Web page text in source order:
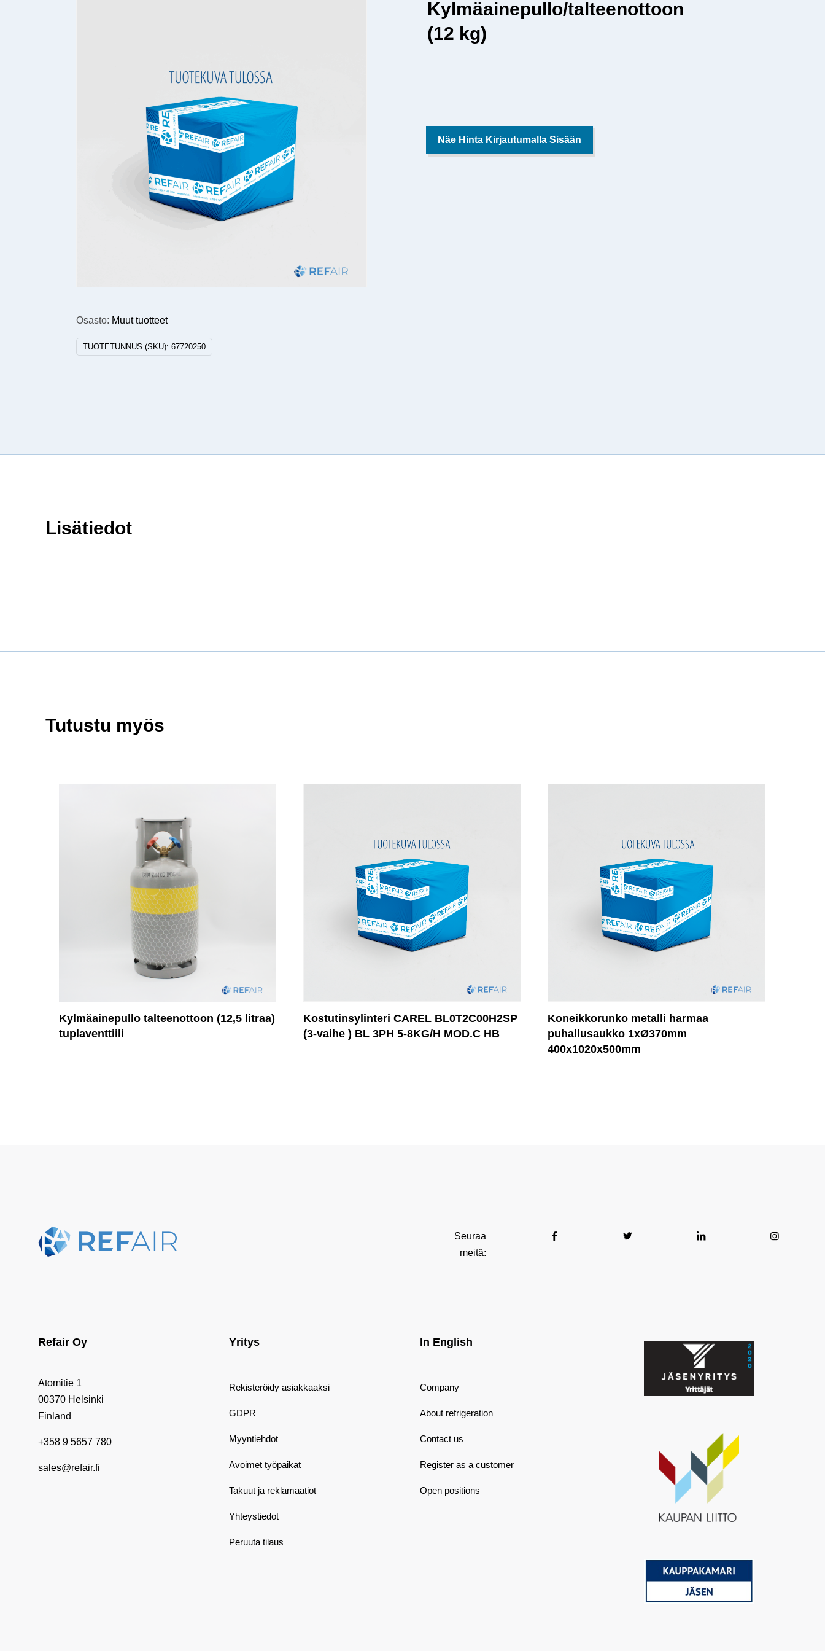
Osasto: Muut tuotteet
TUOTETUNNUS (SKU):67720250
Kylmäainepullo/talteenottoon
(12 kg)
Näe Hinta Kirjautumalla Sisään
Lisätiedot
Tutustu myös
Kylmäainepullo talteenottoon (12,5 litraa)
tuplaventtiili
Kostutinsylinteri CAREL BL0T2C00H2SP
(3-vaihe ) BL 3PH 5-8KG/H MOD.C HB
Koneikkorunko metalli harmaa
puhallusaukko 1xØ370mm
400x1020x500mm
Seuraa
meitä:
Refair Oy
Atomitie 1
00370 Helsinki
Finland
+358 9 5657 780
sales@refair.fi
Yritys
Rekisteröidy asiakkaaksi
GDPR
Myyntiehdot
Avoimet työpaikat
Takuut ja reklamaatiot
Yhteystiedot
Peruuta tilaus
In English
Company
About refrigeration
Contact us
Register as a customer
Open positions